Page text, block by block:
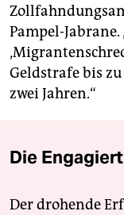
Pampel-
Geldstrafe bis
zwei Jahren.“
Die
Der drohende